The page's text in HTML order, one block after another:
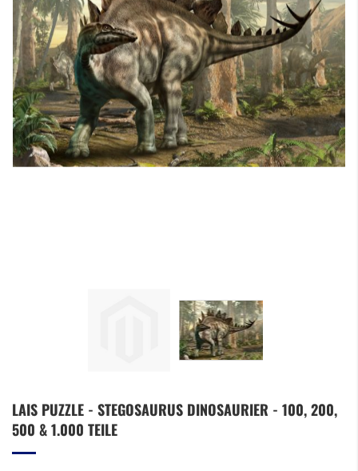
Anfang
der
LAIS PUZZLE - STEGOSAURUS DINOSAURIER - 100, 200,
500 & 1.000 TEILE